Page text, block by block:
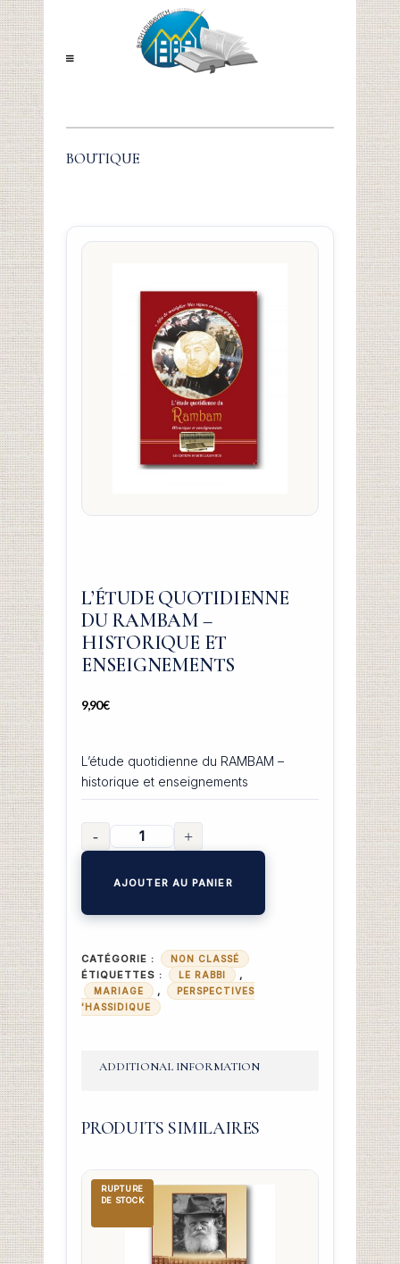
BOUTIQUE
L’ÉTUDE QUOTIDIENNE
DU RAMBAM –
HISTORIQUE ET
ENSEIGNEMENTS
9,90€
L’étude quotidienne du RAMBAM –
historique et enseignements
AJOUTER AU PANIER
CATÉGORIE : NON CLASSÉ
ÉTIQUETTES : LE RABBI ,
MARIAGE ,
PERSPECTIVES
'HASSIDIQUE
ADDITIONAL INFORMATION
PRODUITS SIMILAIRES
RUPTURE
DE STOCK